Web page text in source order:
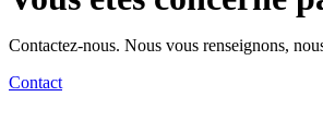
Contactez-nous. Nous vous renseignons,
Contact